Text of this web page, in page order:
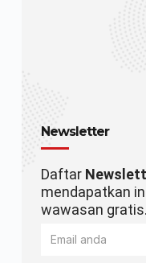
Newsletter
Daftar
mendapatkan
wawasan gratis.